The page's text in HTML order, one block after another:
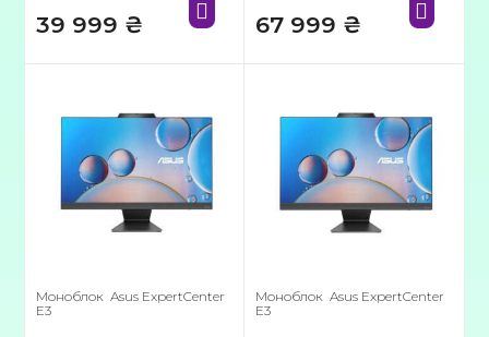
39 999 ₴ 67 999 ₴
Моноблок Asus ExpertCenter
E3
Моноблок Asus ExpertCenter
E3